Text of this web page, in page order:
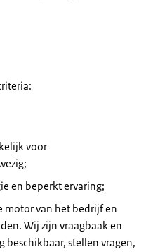
voor
en beperkt ervaring;
motor van het bedrijf en
Wij zijn vraagbaak en
beschikbaar, stellen vragen,